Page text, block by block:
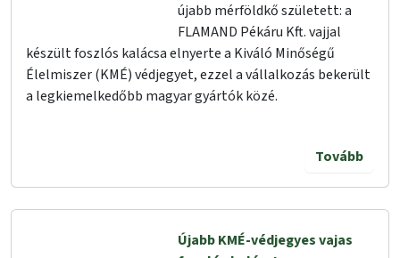
újabb mérföldkő született: a
FLAMAND Pékáru Kft. vajjal
készült foszlós kalácsa elnyerte a Kiváló Minőségű
Élelmiszer (KMÉ) védjegyet, ezzel a vállalkozás bekerült
a legkiemelkedőbb magyar gyártók közé.
Tovább
Újabb KMÉ-védjegyes vajas